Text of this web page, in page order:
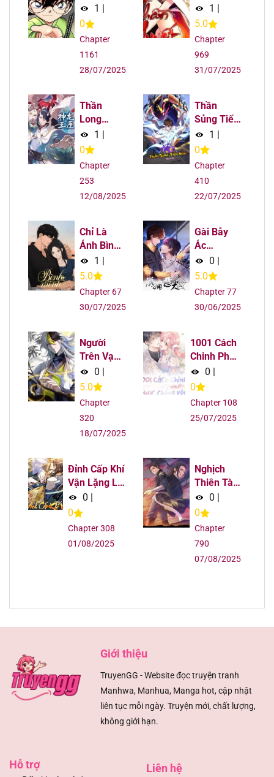
1
0
Chapter
1161
28/07/2025
Quyết
1
5.0
Chapter
969
31/07/2025
Thần
Long
Vương
Tọa
1 |
0
Chapter
253
12/08/2025
Thần
Sủng Tiến
Hóa1 |
0
Chapter
410
22/07/2025
Chỉ Là
Ánh Bình
Minh
1 |
5.0
Chapter 67
30/07/2025
Gài Bẫy
Ác
Khuyển
0 |
5.0
Chapter 77
30/06/2025
Người
Trên Vạn
Người
0 |
5.0
Chapter
320
18/07/2025
1001 Cách
Chinh Phục
Chồng Yêu
0 |
0
Chapter 108
25/07/2025
Đỉnh Cấp Khí
Vận Lặng Lẽ
Tu Luyện
Ngàn Năm
0
0
Chapter 308
01/08/2025
Nghịch
Thiên Tà
Thần
0
0
Chapter
790
07/08/2025
Giới thiệu
TruyenGG - Website đọc truyện tranh
Manhwa, Manhua, Manga hot, cập nhật
liên tục mỗi ngày. Truyện mới, chất lượng,
không giới hạn.
Hỗ trợ Liên hệ